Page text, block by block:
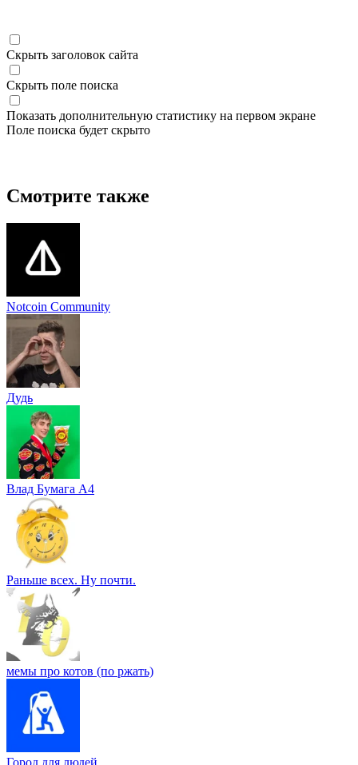
Скрыть заголовок сайта
Скрыть поле поиска
Показать дополнительную статистику на первом экране
Поле поиска будет скрыто
Смотрите также
Notcoin Community
Дудь
Влад Бумага A4
Раньше всех. Ну почти.
мемы про котов (по ржать)
Город для людей